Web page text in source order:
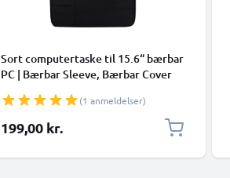
Sort computertaske til 15.6“ bærbar
PC | Bærbar Sleeve, Bærbar Cover
(1 anmeldelser)
199,00 kr.